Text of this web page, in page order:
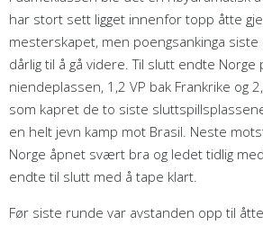
har stort sett ligget innenfor topp åtte
mesterskapet, men poengsankinga
dårlig til å gå videre. Til slutt endte Norge
niendeplassen, 1,2 VP bak Frankrike og
som kapret de to siste
en helt jevn kamp mot Brasil. Neste
Norge åpnet svært bra og ledet tidlig
endte til slutt med å tape klart.
Før siste runde var avstanden opp til